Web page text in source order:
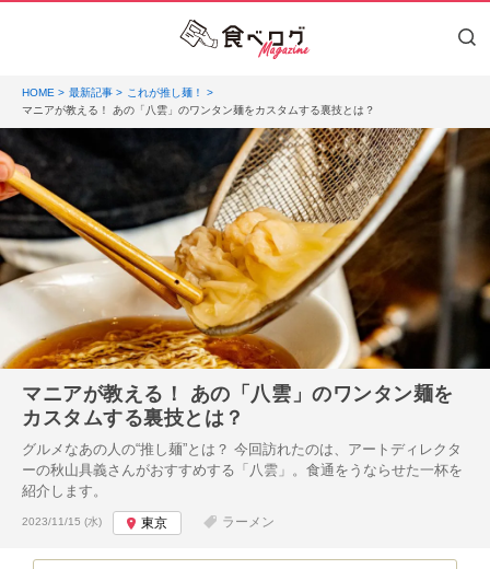
HOME 最新記事
これが推し麺！
マニアが教える！ あの「八雲」のワンタン麺をカスタムする裏技とは？
マニアが教える！ あの「八雲」のワンタン麺を
カスタムする裏技とは？
グルメなあの人の“推し麺”とは？ 今回訪れたのは、アートディレクタ
ーの秋山具義さんがおすすめする「八雲」。食通をうならせた一杯を
紹介します。
投稿日:
2023/11/15 (水) 東京 ラーメン